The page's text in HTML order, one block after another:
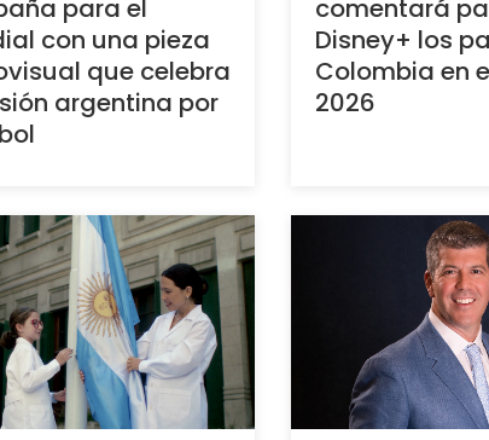
para el
con una pieza
que celebra
argentina por
comentará
Disney+ los
Colombia en
2026